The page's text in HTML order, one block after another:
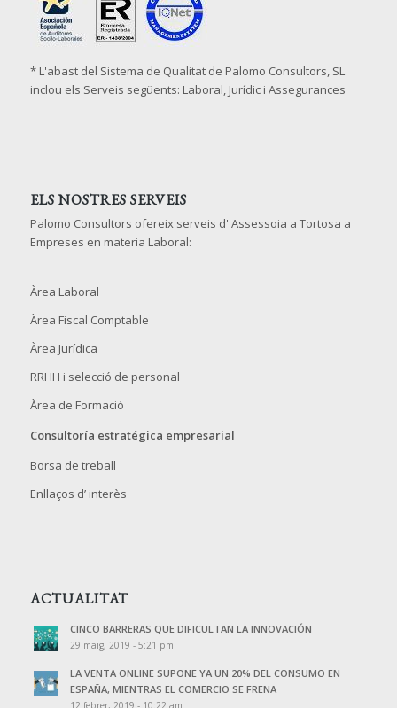
* L'abast del Sistema de Qualitat de Palomo Consultors, SL
inclou els Serveis següents: Laboral, Jurídic i Assegurances
ELS NOSTRES SERVEIS
Palomo Consultors ofereix serveis d' Assessoia a Tortosa a
Empreses en materia Laboral:
Àrea Laboral
Àrea Fiscal Comptable
Àrea Jurídica
RRHH i selecció de personal
Àrea de Formació
Consultoría estratégica empresarial
Borsa de treball
Enllaços d’ interès
ACTUALITAT
CINCO BARRERAS QUE DIFICULTAN LA INNOVACIÓN
29 maig, 2019 - 5:21 pm
LA VENTA ONLINE SUPONE YA UN 20% DEL CONSUMO EN
ESPAÑA, MIENTRAS EL COMERCIO SE FRENA